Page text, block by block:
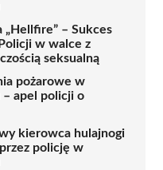
„Hellfire” – Sukces
w walce z
seksualną
pożarowe w
– apel policji o
kierowca hulajnogi
policję w